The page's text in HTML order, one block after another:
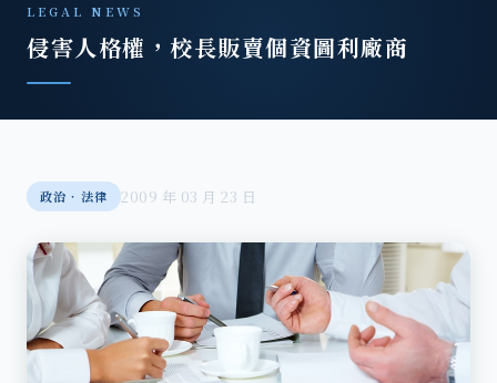
LEGAL NEWS
侵害人格權，校長販賣個資圖利廠商
政治‧法律 2009 年 03 月 23 日